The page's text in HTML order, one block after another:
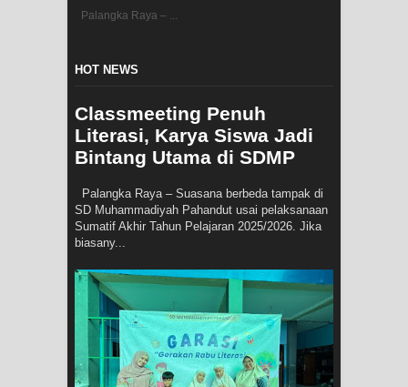
Palangka Raya – ...
HOT NEWS
Classmeeting Penuh
Literasi, Karya Siswa Jadi
Bintang Utama di SDMP
Palangka Raya – Suasana berbeda tampak di
SD Muhammadiyah Pahandut usai pelaksanaan
Sumatif Akhir Tahun Pelajaran 2025/2026. Jika
biasany...